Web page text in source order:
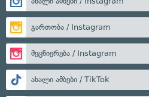
გართობა / Instagram
მეცნიერება / Instagram
ახალი ამბები / TikTok